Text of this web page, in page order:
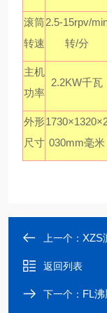
滚筒
转速
2.5-15rpv/
转/分
主机
功率
2.2KW千瓦
外形
尺寸 030mm毫米
上一个： XZS
返回列表
下一个： FL